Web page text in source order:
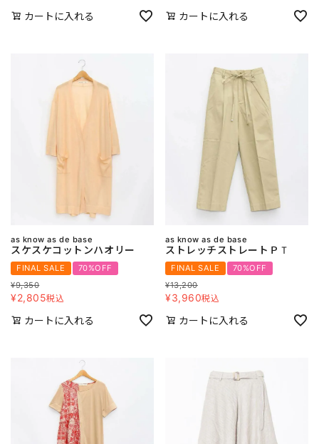
カートに入れる カートに入れる
as know as de base
スケスケコットンハオリー
FINAL SALE
70%OFF
¥9,350
¥2,805税込
カートに入れる
as know as de base
ストレッチストレートＰＴ
FINAL SALE
70%OFF
¥13,200
¥3,960税込
カートに入れる